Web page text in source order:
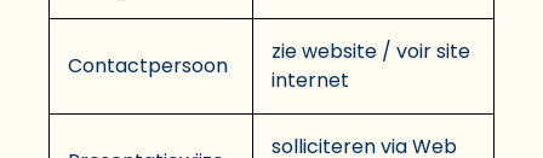
Contactpersoon
zie website / voir site
internet
solliciteren via Web